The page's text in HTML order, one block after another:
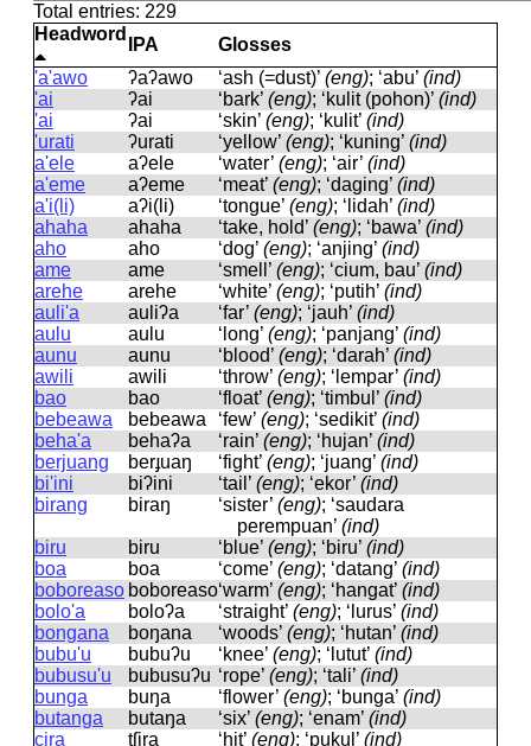
Total entries: 229
Headword
IPA
Glosses
'a'awo
ʔaʔawo ‘ash (=dust)’ (eng); ‘abu’ (ind)
'ai
ʔai ‘bark’ (eng); ‘kulit (pohon)’ (ind)
'ai
ʔai ‘skin’ (eng); ‘kulit’ (ind)
'urati
ʔurati ‘yellow’ (eng); ‘kuning’ (ind)
a'ele
aʔele ‘water’ (eng); ‘air’ (ind)
a'eme
aʔeme ‘meat’ (eng); ‘daging’ (ind)
a'i(li)
aʔi(li) ‘tongue’ (eng); ‘lidah’ (ind)
ahaha
ahaha ‘take, hold’ (eng); ‘bawa’ (ind)
aho
aho ‘dog’ (eng); ‘anjing’ (ind)
ame
ame ‘smell’ (eng); ‘cium, bau’ (ind)
arehe
arehe ‘white’ (eng); ‘putih’ (ind)
auli'a
auliʔa ‘far’ (eng); ‘jauh’ (ind)
aulu
aulu ‘long’ (eng); ‘panjang’ (ind)
aunu
aunu ‘blood’ (eng); ‘darah’ (ind)
awili
awili ‘throw’ (eng); ‘lempar’ (ind)
bao
bao ‘float’ (eng); ‘timbul’ (ind)
bebeawa
bebeawa ‘few’ (eng); ‘sedikit’ (ind)
beha'a
behaʔa ‘rain’ (eng); ‘hujan’ (ind)
berjuang
berɟuaŋ ‘fight’ (eng); ‘juang’ (ind)
bi'ini
biʔini ‘tail’ (eng); ‘ekor’ (ind)
birang
biraŋ ‘sister’ (eng); ‘saudara
perempuan’ (ind)
biru
biru ‘blue’ (eng); ‘biru’ (ind)
boa
boa ‘come’ (eng); ‘datang’ (ind)
boboreaso boboreaso‘warm’ (eng); ‘hangat’ (ind)
bolo'a
boloʔa ‘straight’ (eng); ‘lurus’ (ind)
bongana
boŋana ‘woods’ (eng); ‘hutan’ (ind)
bubu'u
bubuʔu ‘knee’ (eng); ‘lutut’ (ind)
bubusu'u
bubusuʔu ‘rope’ (eng); ‘tali’ (ind)
bunga
buŋa ‘flower’ (eng); ‘bunga’ (ind)
butanga
butaŋa ‘six’ (eng); ‘enam’ (ind)
cira
tʃira ‘hit’ (eng); ‘pukul’ (ind)